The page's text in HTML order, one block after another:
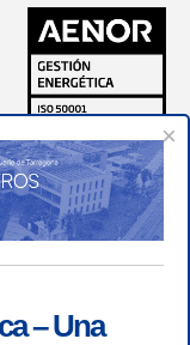
×
– Una